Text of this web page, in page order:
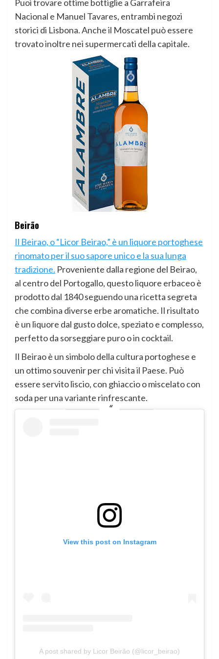
Puoi trovare ottime bottiglie a Garrafeira
Nacional e Manuel Tavares, entrambi negozi
storici di Lisbona. Anche il Moscatel può essere
trovato inoltre nei supermercati della capitale.
Beirão
Il Beirao, o “Licor Beirao,” è un liquore portoghese
rinomato per il suo sapore unico e la sua lunga
tradizione. Proveniente dalla regione del Beirao,
al centro del Portogallo, questo liquore erbaceo è
prodotto dal 1840 seguendo una ricetta segreta
che combina diverse erbe aromatiche. Il risultato
è un liquore dal gusto dolce, speziato e complesso,
perfetto da sorseggiare puro o in cocktail.
Il Beirao è un simbolo della cultura portoghese e
un ottimo souvenir per chi visita il Paese. Può
essere servito liscio, con ghiaccio o miscelato con
soda per una variante rinfrescante.
View this post on Instagram
A post shared by Licor Beirão (@licor_beirao)